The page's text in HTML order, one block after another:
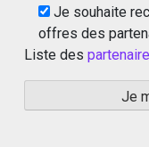
Je souhaite
offres des
Liste des